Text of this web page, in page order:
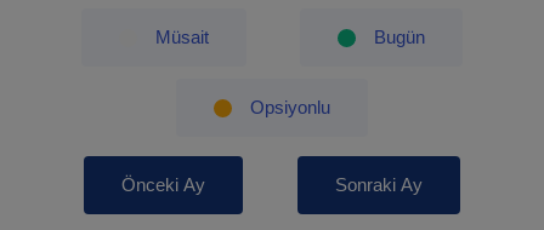
Müsait Bugün
Opsiyonlu
Önceki Ay Sonraki Ay